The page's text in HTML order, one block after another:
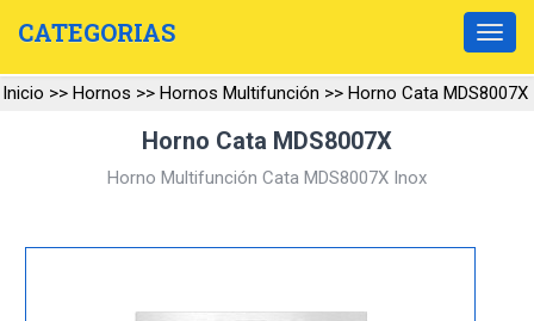
CATEGORIAS
Inicio >> Hornos >> Hornos Multifunción >> Horno Cata MDS8007X
Horno Cata MDS8007X
Horno Multifunción Cata MDS8007X Inox